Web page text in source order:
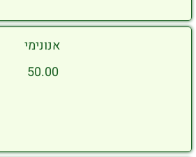
אנונימי
50.00